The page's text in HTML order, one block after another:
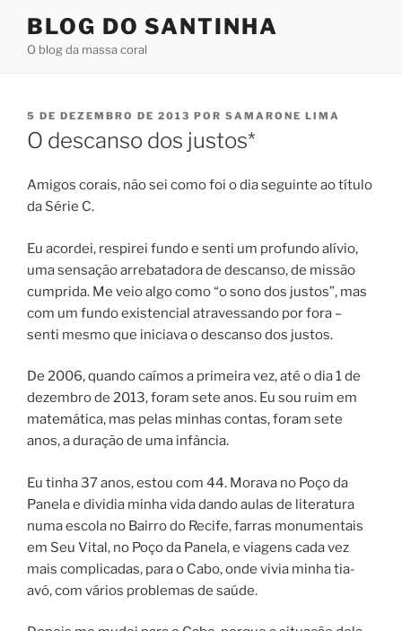
BLOG DO SANTINHA
O blog da massa coral
PUBLICADO
EM
5 DE DEZEMBRO DE 2013 POR SAMARONE LIMA
O descanso dos justos*
Amigos corais, não sei como foi o dia seguinte ao título
da Série C.
Eu acordei, respirei fundo e senti um profundo alívio,
uma sensação arrebatadora de descanso, de missão
cumprida. Me veio algo como “o sono dos justos”, mas
com um fundo existencial atravessando por fora –
senti mesmo que iniciava o descanso dos justos.
De 2006, quando caímos a primeira vez, até o dia 1 de
dezembro de 2013, foram sete anos. Eu sou ruim em
matemática, mas pelas minhas contas, foram sete
anos, a duração de uma infância.
Eu tinha 37 anos, estou com 44. Morava no Poço da
Panela e dividia minha vida dando aulas de literatura
numa escola no Bairro do Recife, farras monumentais
em Seu Vital, no Poço da Panela, e viagens cada vez
mais complicadas, para o Cabo, onde vivia minha tia-
avó, com vários problemas de saúde.